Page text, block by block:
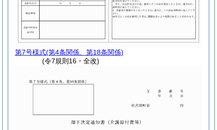
第7号様式(第4条関係、第18条関係)
(令7規則16・全改)